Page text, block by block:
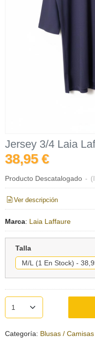
Jersey 3/4 Laia
38,95 €
Producto Descatalogado -
Ver descripción
Marca: Laia Laffaure
Talla
Categoría: Blusas / Camisas